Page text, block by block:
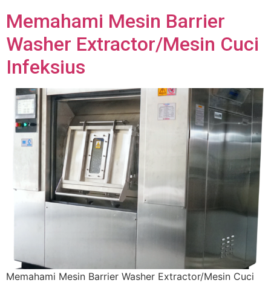
Memahami Mesin Barrier
Washer Extractor/Mesin Cuci
Infeksius
Memahami Mesin Barrier Washer Extractor/Mesin Cuci